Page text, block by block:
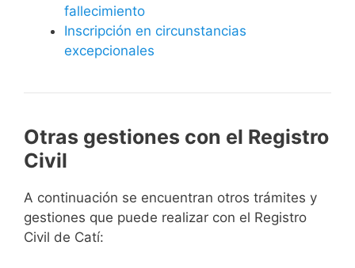
fallecimiento
Inscripción en circunstancias
excepcionales
Otras gestiones con el Registro
Civil
A continuación se encuentran otros trámites y
gestiones que puede realizar con el Registro
Civil de Catí: